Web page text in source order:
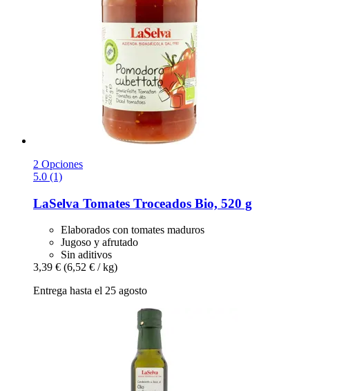
2 Opciones
5.0 (1)
LaSelva Tomates Troceados Bio, 520 g
Elaborados con tomates maduros
Jugoso y afrutado
Sin aditivos
3,39 € (6,52 € / kg)
Entrega hasta el 25 agosto